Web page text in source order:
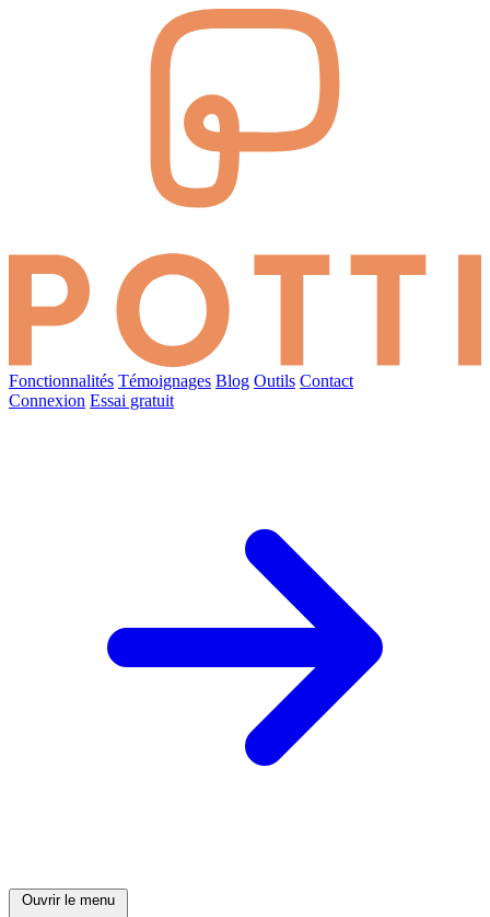
Fonctionnalités Témoignages Blog Outils Contact
Connexion Essai gratuit
Ouvrir le menu